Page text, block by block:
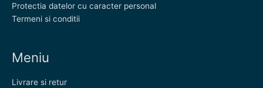
Protectia datelor cu caracter personal
Termeni si conditii
Meniu
Livrare si retur